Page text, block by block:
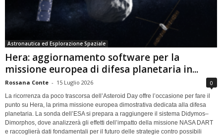
Astronautica ed Esplorazione Spaziale
Hera: aggiornamento software per la
missione europea di difesa planetaria in...
Rossana Conte - 15 Luglio 2026 0
La ricorrenza da poco trascorsa dell’Asteroid Day offre l’occasione per fare il
punto su Hera, la prima missione europea dimostrativa dedicata alla difesa
planetaria. La sonda dell’ESA si prepara a raggiungere il sistema Didymos–
Dimorphos, dove analizzerà gli effetti dell’impatto della missione NASA DART
e raccoglierà dati fondamentali per il futuro delle strategie contro possibili